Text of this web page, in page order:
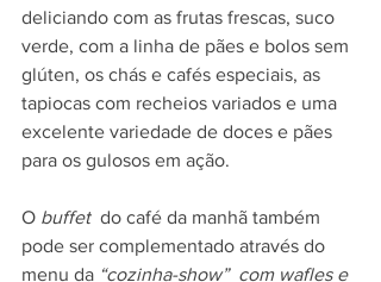
deliciando com as frutas frescas, suco
verde, com a linha de pães e bolos sem
glúten, os chás e cafés especiais, as
tapiocas com recheios variados e uma
excelente variedade de doces e pães
para os gulosos em ação.
O buffet
  do café da manhã também
pode ser complementado através do
menu da “cozinha-show”  com wafles e